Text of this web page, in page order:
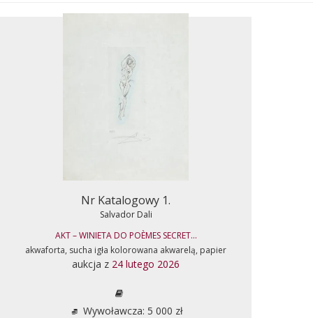
Nr Katalogowy 1.
Salvador Dali
AKT – WINIETA DO POÈMES SECRET...
akwaforta, sucha igła kolorowana akwarelą, papier
aukcja z 24 lutego 2026
Wywoławcza: 5 000 zł